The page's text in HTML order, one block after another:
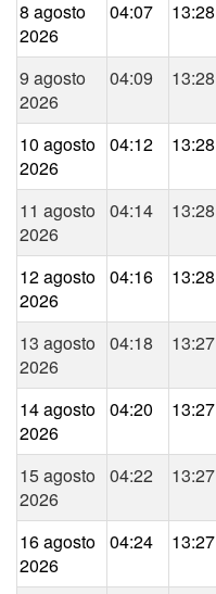
8 agosto
2026
04:07 13:28
9 agosto
2026
04:09 13:28
10 agosto
2026
04:12 13:28
11 agosto
2026
04:14 13:28
12 agosto
2026
04:16 13:28
13 agosto
2026
04:18 13:27
14 agosto
2026
04:20 13:27
15 agosto
2026
04:22 13:27
16 agosto
2026
04:24 13:27